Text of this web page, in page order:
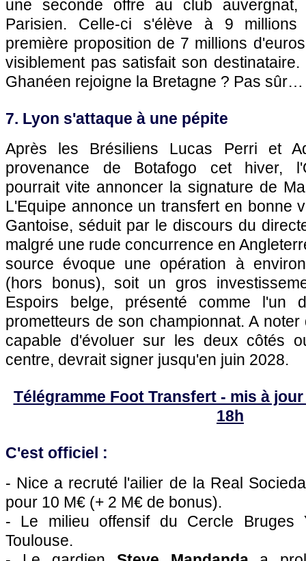
une seconde offre au club
Parisien. Celle-ci s'élève à 9
première proposition de 7 millions
visiblement pas satisfait son
Ghanéen rejoigne la Bretagne ? Pas sûr…
7. Lyon s'attaque à une pépite
Après les Brésiliens Lucas Perri et
provenance de Botafogo cet hiver,
pourrait vite annoncer la signature de
L'Equipe annonce un transfert en bonne
Gantoise, séduit par le discours du
malgré une rude concurrence en
source évoque une opération à
(hors bonus), soit un gros
Espoirs belge, présenté comme l'un
prometteurs de son championnat. A
capable d'évoluer sur les deux côtés
centre, devrait signer jusqu'en juin 2028.
Télégramme Foot Transfert - mis à
18h
C'est officiel :
- Nice a recruté l'ailier de la Real
pour 10 M€ (+ 2 M€ de bonus).
- Le milieu offensif du Cercle Bruges
Toulouse.